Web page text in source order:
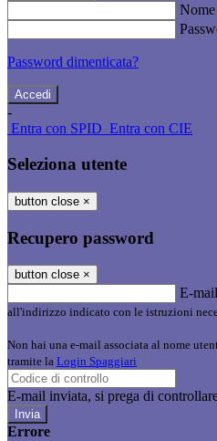
Password dimenticata?
-
Entra con SPID Entra con CIE
Seleziona utente
button close ×
Recupero password
button close ×
E-mail
all'indirizzo indicato con le istruzioni
Non hai una e-mail associata al nome
tramite la Login Spaggiari
E-mail inviata, si prega di
Errore